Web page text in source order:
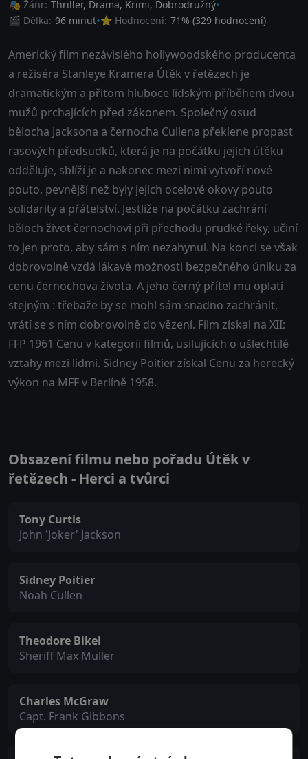
🎭 Žánr: Thriller, Drama, Krimi, Dobrodružný
🎬 Délka: 96 minut ⭐ Hodnocení: 71% (329 hodnocení)
Americký film nezávislého hollywoodského producenta
a režiséra Stanleye Kramera Útěk v řetězech je
dramatickým a přitom hluboce lidským příběhem dvou
mužů prchajících před zákonem. Společný osud
bělocha Jacksona a černocha Cullena překlene propast
rasových předsudků, která je na počátku jejich útěku
odděluje, sblíží je a nakonec mezi nimi vytvoří nové
pouto, pevnější než byly jejich ocelové okovy pouto
solidarity a přátelství. Jestliže na počátku zachrání
běloch život černochovi při přechodu prudké řeky, učiní
to jen proto, aby sám s ním nezahynul. Na konci se však
dobrovolně vzdá lákavé možnosti bezpečného úniku za
cenu černochova života. A jeho černý přítel mu oplatí
stejným : třebaže by se mohl sám snadno zachránit,
vrátí se s ním dobrovolně do vězení. Film získal na XII:
FFP 1961 Cenu v kategorii filmů, usilujících o ušlechtilé
vztahy mezi lidmi. Sidney Poitier získal Cenu za herecký
výkon na MFF v Berlíně 1958.
Obsazení filmu nebo pořadu Útěk v
řetězech - Herci a tvůrci
Tony Curtis
John 'Joker' Jackson
Sidney Poitier
Noah Cullen
Theodore Bikel
Sheriff Max Muller
Charles McGraw
Capt. Frank Gibbons